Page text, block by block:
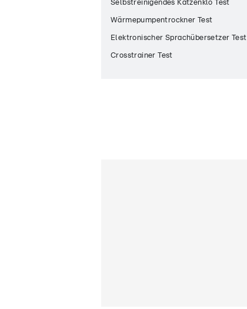
Selbstreinigendes Katzenklo Test
Wärmepumpentrockner Test
Elektronischer Sprachübersetzer Test
Crosstrainer Test